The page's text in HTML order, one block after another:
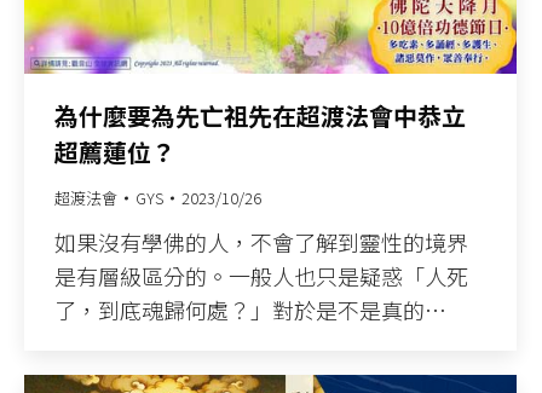
為什麼要為先亡祖先在超渡法會中恭立
超薦蓮位？
超渡法會 GYS 2023/10/26
如果沒有學佛的人，不會了解到靈性的境界
是有層級區分的。一般人也只是疑惑「人死
了，到底魂歸何處？」對於是不是真的…